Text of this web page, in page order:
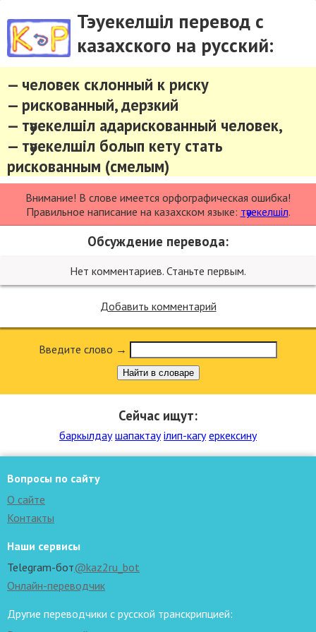
Тэуекелшіл перевод с
казахского на русский:
— человек склонный к риску
— рискованный, дерзкий
— тәуекелшіл адарискованный человек,
— тәуекелшіл болып кету стать
рискованным (смелым)
Внимание! В слове имеется орфографическая ошибка!
Правильное написание на казахском языке: тәуекелшіл.
Обсуждение перевода:
Нет комментариев. Станьте первым.
Добавить комментарий
Введите слово →
Найти в словаре
Сейчас ищут:
баркылдау шапактау ілип-кагу еркексину
Вопросы по сайту
О сайте
Контакты
Наши сервисы
Telegram-бот@kaz2ru_bot
Онлайн-переводчик
Другие переводчики с русской транскрипцией: